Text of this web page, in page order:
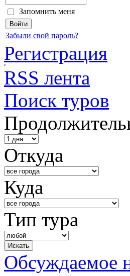
Запомнить меня
Забыли свой пароль?
Регистрация
RSS лента
Поиск туров
Откуда
Куда
Тип тура
Обсуждаемое